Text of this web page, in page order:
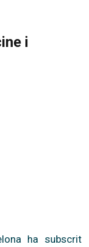
i
ha subscrit